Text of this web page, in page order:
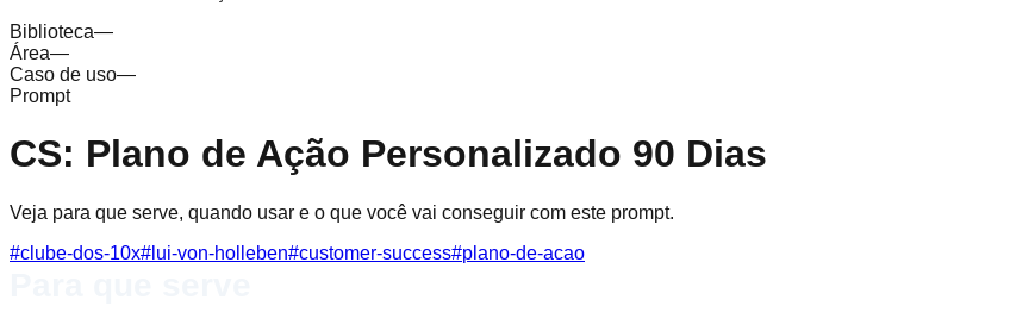
Biblioteca—
Área—
Caso de uso—
Prompt
CS: Plano de Ação Personalizado 90 Dias
Veja para que serve, quando usar e o que você vai conseguir com este prompt.
#clube-dos-10x# lui-von-holleben#customer-success#plano-de-acao